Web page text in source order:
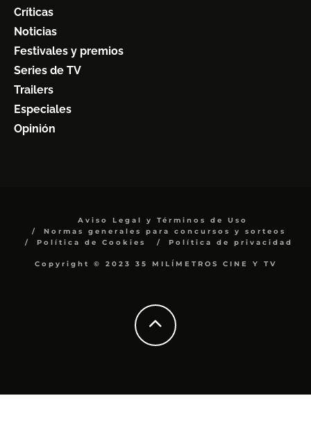
Críticas
Noticias
Festivales y premios
Series de TV
Trailers
Especiales
Opinión
Aviso Legal y Términos de Uso
Normas generales para concursos y sorteos
Política de Cookies
Política de privacidad
Copyright © 2023 35 MILÍMETROS CINE Y TV